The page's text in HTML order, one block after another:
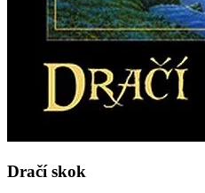
Dračí skok